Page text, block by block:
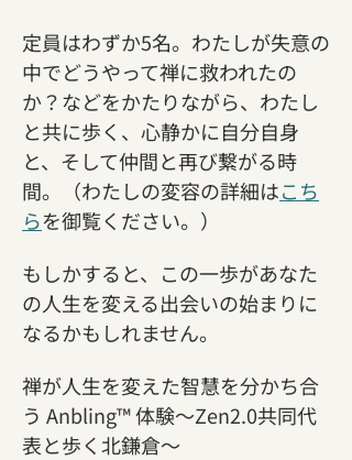
定員はわずか5名。わたしが失意の
中でどうやって禅に救われたの
か？などをかたりながら、わたし
と共に歩く、心静かに自分自身
と、そして仲間と再び繋がる時
間。（わたしの変容の詳細はこち
らを御覧ください。）
もしかすると、この一歩があなた
の人生を変える出会いの始まりに
なるかもしれません。
禅が人生を変えた智慧を分かち合
う Anbling™ 体験〜Zen2.0共同代
表と歩く北鎌倉〜